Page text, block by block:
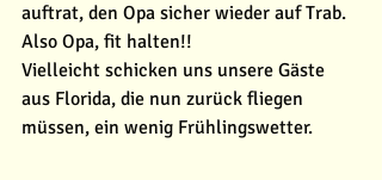
auftrat, den Opa sicher wieder auf Trab.
Also Opa, fit halten!!
Vielleicht schicken uns unsere Gäste
aus Florida, die nun zurück fliegen
müssen, ein wenig Frühlingswetter.